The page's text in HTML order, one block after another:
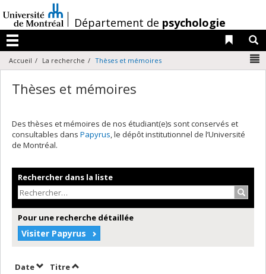
au
contenu
/Département de psychologie
Menu
Liens
Accueil La recherche Thèses et mémoires
Thèses et mémoires
Des thèses et mémoires de nos étudiant(e)s sont conservés et
consultables dans Papyrus, le dépôt institutionnel de l’Université
de Montréal.
Rechercher dans la liste
Pour une recherche détaillée
Visiter Papyrus
DateTrier par date en ordre croissant
TitreTrier par titre en ordre croissant